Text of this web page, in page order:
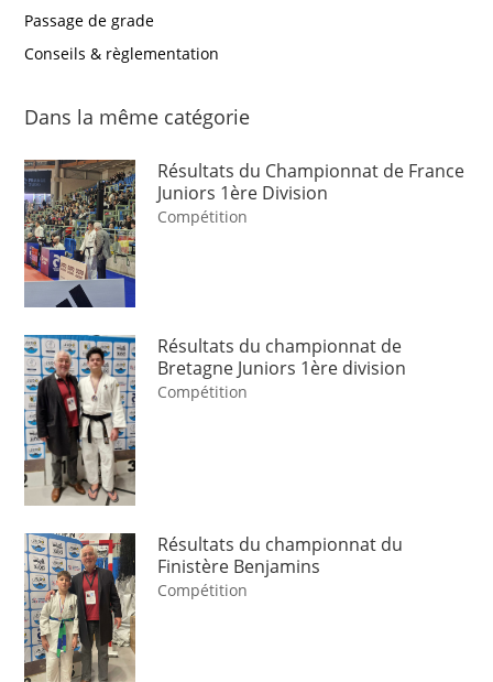
Passage de grade
Conseils & règlementation
Dans la même catégorie
Résultats du Championnat de France
Juniors 1ère Division
Compétition
Résultats du championnat de
Bretagne Juniors 1ère division
Compétition
Résultats du championnat du
Finistère Benjamins
Compétition